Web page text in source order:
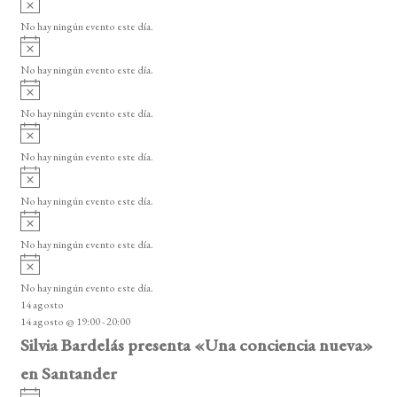
n
t
o
s
o
v
i
o
No hay ningún evento este día.
A
v
i
o
No hay ningún evento este día.
A
v
i
o
No hay ningún evento este día.
A
v
i
o
No hay ningún evento este día.
A
v
i
o
No hay ningún evento este día.
A
v
i
o
No hay ningún evento este día.
A
v
i
s
o
No hay ningún evento este día.
14 agosto
14 agosto @ 19:00-20:00
Silvia Bardelás presenta «Una conciencia nueva»
en Santander
A